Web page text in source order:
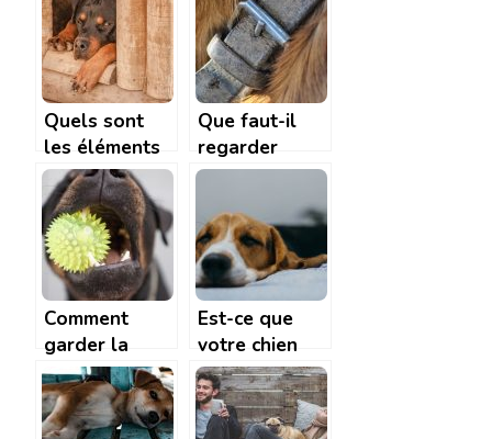
Quels sont
les éléments
qui peuvent
justifier le
choix d’une
niche pour son
chien ?
Que faut-il
regarder
avant de
collier de son
chien ?
Comment
garder la
dentition de
votre chien au
top?
Est-ce que
votre chien
est un peu
turbulent ?
Mes conseils